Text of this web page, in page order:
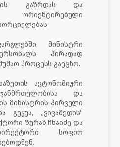
გაზრდას და
ორიენტირებული
მინისტრი
პირადად
პროცესს გაეცნო.
ავტონომიური
და
მინისტრის პირველი
გეჯუა, „ვივამედის“
ზურაბ ჩხაიძე და
სოფიო